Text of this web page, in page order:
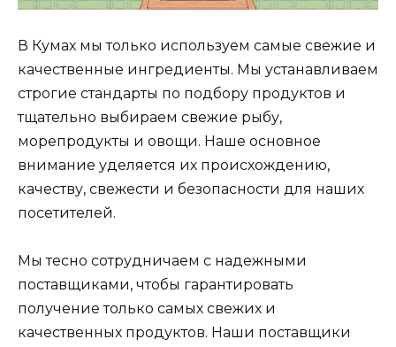
В Кумах мы только используем самые свежие и
качественные ингредиенты. Мы устанавливаем
строгие стандарты по подбору продуктов и
тщательно выбираем свежие рыбу,
морепродукты и овощи. Наше основное
внимание уделяется их происхождению,
качеству, свежести и безопасности для наших
посетителей.
Мы тесно сотрудничаем с надежными
поставщиками, чтобы гарантировать
получение только самых свежих и
качественных продуктов. Наши поставщики